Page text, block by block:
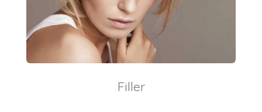
Filler